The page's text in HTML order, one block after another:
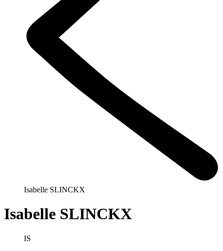
Isabelle SLINCKX
Isabelle SLINCKX
IS